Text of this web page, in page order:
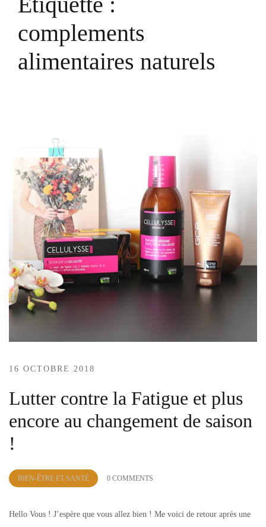
complements
alimentaires naturels
16 OCTOBRE 2018
Lutter contre la Fatigue et plus
encore au changement de saison
!
BIEN-ÊTRE ET SANTÉ
by
0 COMMENTS
Hello Vous ! J’espère que vous allez bien ! Me voici de retour après une